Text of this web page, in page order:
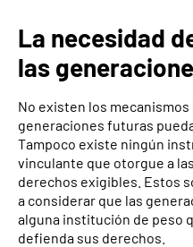
La necesidad
las
No existen los
generaciones futuras
Tampoco existe ningún
vinculante que otorgue a
derechos exigibles. Estos
a considerar que las
alguna institución de peso
defienda sus derechos.